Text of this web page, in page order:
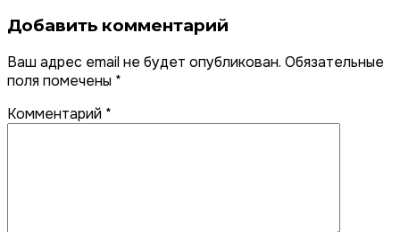
Добавить комментарий
Ваш адрес email не будет опубликован. Обязательные
поля помечены *
Комментарий *